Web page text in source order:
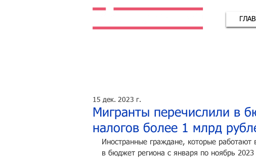
Мигранты перечислили в
налогов более 1 млрд
15 дек. 2023 г.
Иностранные граждане, которые
в бюджет региона с января по ноябрь